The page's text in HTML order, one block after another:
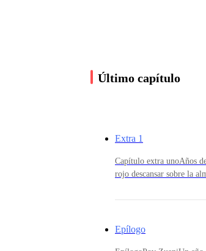
Último capítulo
Extra 1
Capítulo extra unoAños
rojo descansar sobre la
lo habitual, bajo por su
prefiero que sea así a no
Epílogo